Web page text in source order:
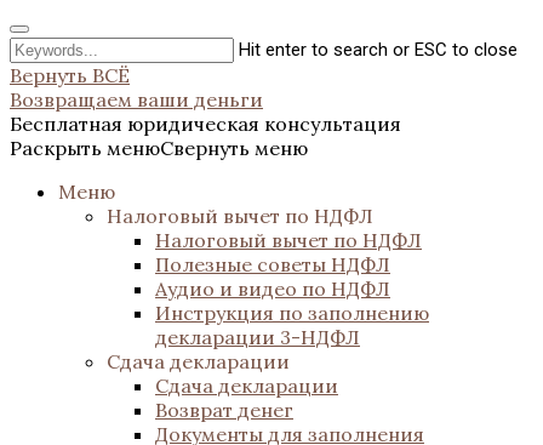
Hit enter to search or ESC to close
Вернуть ВСЁ
Возвращаем ваши деньги
Бесплатная юридическая консультация
Раскрыть менюСвернуть меню
Меню
Налоговый вычет по НДФЛ
Налоговый вычет по НДФЛ
Полезные советы НДФЛ
Аудио и видео по НДФЛ
Инструкция по заполнению
декларации 3-НДФЛ
Сдача декларации
Сдача декларации
Возврат денег
Документы для заполнения